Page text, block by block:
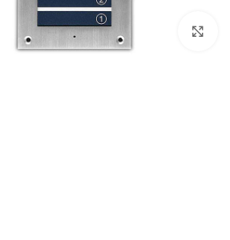
برای بزرگنمایی کلیک کنید